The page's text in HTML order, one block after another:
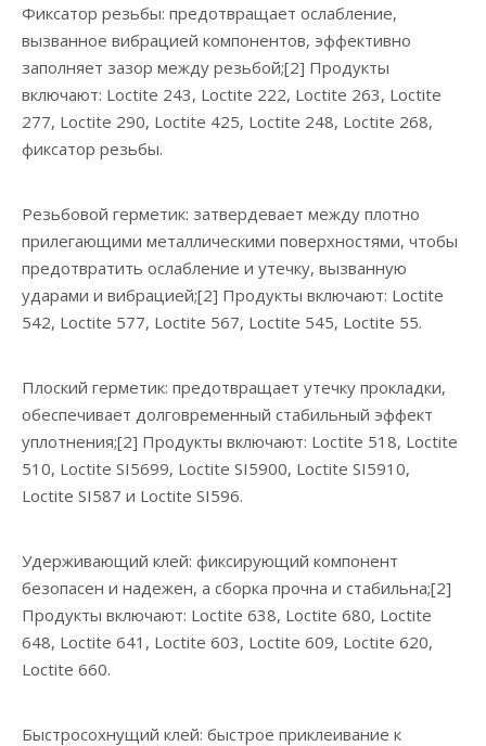
Фиксатор резьбы: предотвращает ослабление,
вызванное вибрацией компонентов, эффективно
заполняет зазор между резьбой;[2] Продукты
включают: Loctite 243, Loctite 222, Loctite 263, Loctite
277, Loctite 290, Loctite 425, Loctite 248, Loctite 268,
фиксатор резьбы.
Резьбовой герметик: затвердевает между плотно
прилегающими металлическими поверхностями, чтобы
предотвратить ослабление и утечку, вызванную
ударами и вибрацией;[2] Продукты включают: Loctite
542, Loctite 577, Loctite 567, Loctite 545, Loctite 55.
Плоский герметик: предотвращает утечку прокладки,
обеспечивает долговременный стабильный эффект
уплотнения;[2] Продукты включают: Loctite 518, Loctite
510, Loctite SI5699, Loctite SI5900, Loctite SI5910,
Loctite SI587 и Loctite SI596.
Удерживающий клей: фиксирующий компонент
безопасен и надежен, а сборка прочна и стабильна;[2]
Продукты включают: Loctite 638, Loctite 680, Loctite
648, Loctite 641, Loctite 603, Loctite 609, Loctite 620,
Loctite 660.
Быстросохнущий клей: быстрое приклеивание к